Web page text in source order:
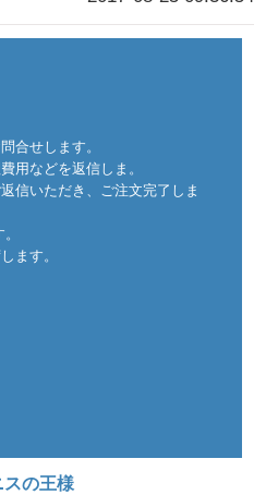
合せします。
用などを返信しま。
信いただき、ご注文完了しま
ます。
スの王様